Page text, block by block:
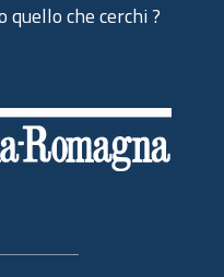
che cerchi ?